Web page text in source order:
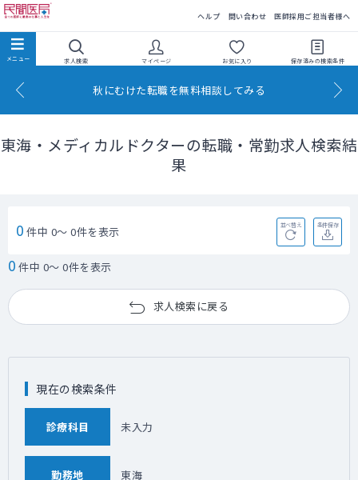
ヘルプ 問い合わせ 医師採用ご担当者様へ
求人検索 マイページ お気に入り 保存済みの検索条件
秋にむけた転職を無料相談してみる
東海・メディカルドクターの転職・常勤求人検索結
果
0 件中 0～ 0件を表示 並べ替え 条件保存
0 件中 0～ 0件を表示
求人検索に戻る
現在の検索条件
診療科目 未入力
勤務地 東海